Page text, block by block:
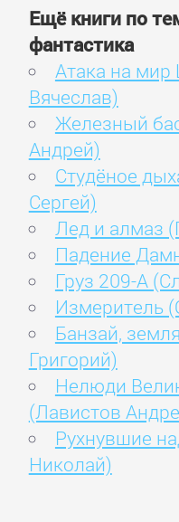
Ещё книги по
фантастика
Атака на
Вячеслав)
Железный
Андрей)
Студёное
Сергей)
Лед и алмаз
Падение
Груз 209-А
Измеритель
Банзай,
Григорий)
Нелюди
(Лавистов
Рухнувшие
Николай)